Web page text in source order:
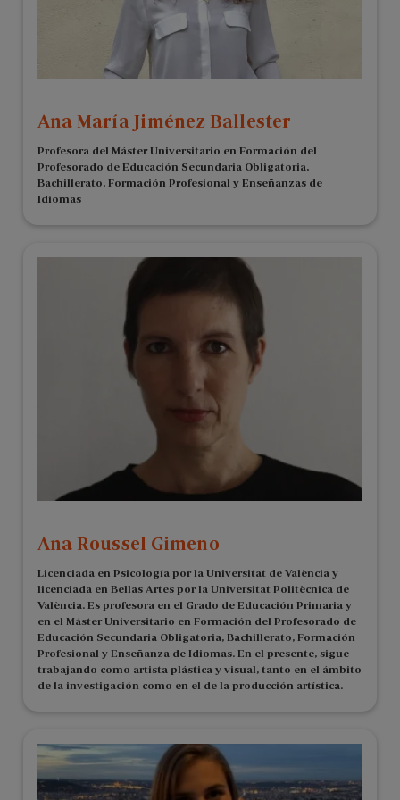
Ana María Jiménez Ballester
Profesora del Máster Universitario en Formación del
Profesorado de Educación Secundaria Obligatoria,
Bachillerato, Formación Profesional y Enseñanzas de
Idiomas
Ana Roussel Gimeno
Licenciada en Psicología por la Universitat de València y
licenciada en Bellas Artes por la Universitat Politècnica de
València. Es profesora en el Grado de Educación Primaria y
en el Máster Universitario en Formación del Profesorado de
Educación Secundaria Obligatoria, Bachillerato, Formación
Profesional y Enseñanza de Idiomas. En el presente, sigue
trabajando como artista plástica y visual, tanto en el ámbito
de la investigación como en el de la producción artística.